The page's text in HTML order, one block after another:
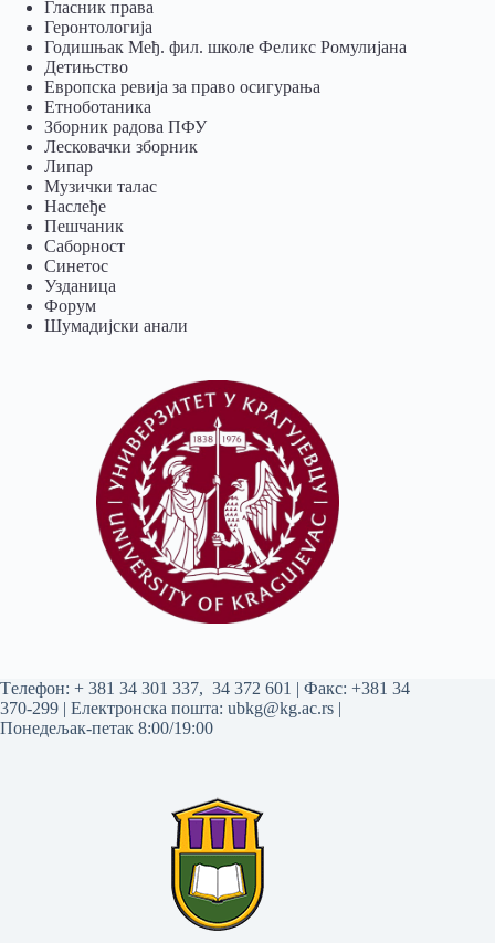
Гласник права
Геронтологија
Годишњак Међ. фил. школе Феликс Ромулијана
Детињство
Европска ревија за право осигурања
Eтноботаника
Зборник радова ПФУ
Лесковачки зборник
Липар
Музички талас
Наслеђе
Пешчаник
Саборност
Синетос
Узданица
Форум
Шумадијски анали
Tелефон: + 381 34 301 337, 34 372 601 | Факс: +381 34
370-299 | Електронска пошта: ubkg@kg.ac.rs |
Понедељак-петак 8:00/19:00